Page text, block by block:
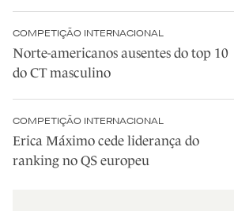
COMPETIÇÃO INTERNACIONAL
Norte-americanos ausentes do top 10
do CT masculino
COMPETIÇÃO INTERNACIONAL
Erica Máximo cede liderança do
ranking no QS europeu